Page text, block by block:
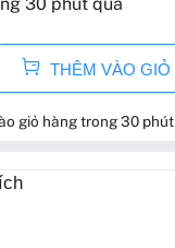
THÊM VÀO GIỎ
giỏ hàng trong 30